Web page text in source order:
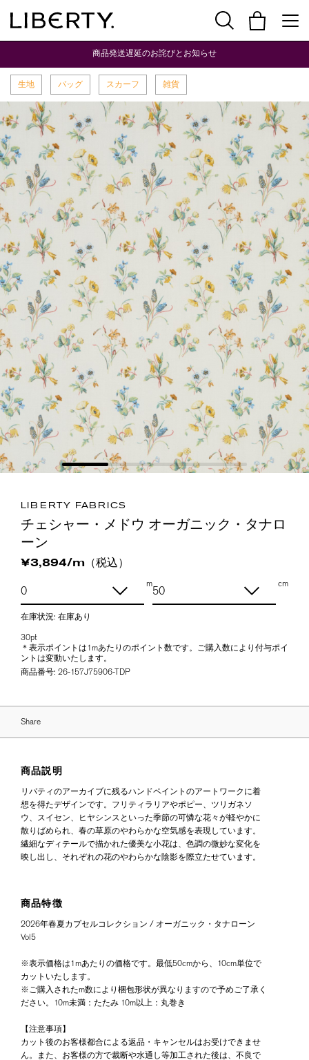
商品発送遅延のお詫びとお知らせ
生地 バッグ スカーフ 雑貨
LIBERTY FABRICS
チェシャー・メドウ オーガニック・タナロ
ーン
¥3,894/m（税込）
m cm
在庫状況: 在庫あり
30pt
＊表示ポイントは1mあたりのポイント数です。ご購入数により付与ポイ
ントは変動いたします。
商品番号: 26-157J75906-TDP
Share
商品説明
リバティのアーカイブに残るハンドペイントのアートワークに着
想を得たデザインです。フリティラリアやポピー、ツリガネソ
ウ、スイセン、ヒヤシンスといった季節の可憐な花々が軽やかに
散りばめられ、春の草原のやわらかな空気感を表現しています。
繊細なディテールで描かれた優美な小花は、色調の微妙な変化を
映し出し、それぞれの花のやわらかな陰影を際立たせています。
商品特徴
2026年春夏カプセルコレクション / オーガニック・タナローン
Vol5
※表示価格は1mあたりの価格です。最低50cmから、10cm単位で
カットいたします。
※ご購入されたm数により梱包形状が異なりますので予めご了承く
ださい。10m未満：たたみ 10m以上：丸巻き
【注意事項】
カット後のお客様都合による返品・キャンセルはお受けできませ
ん。また、お客様の方で裁断や水通し等加工された後は、不良で